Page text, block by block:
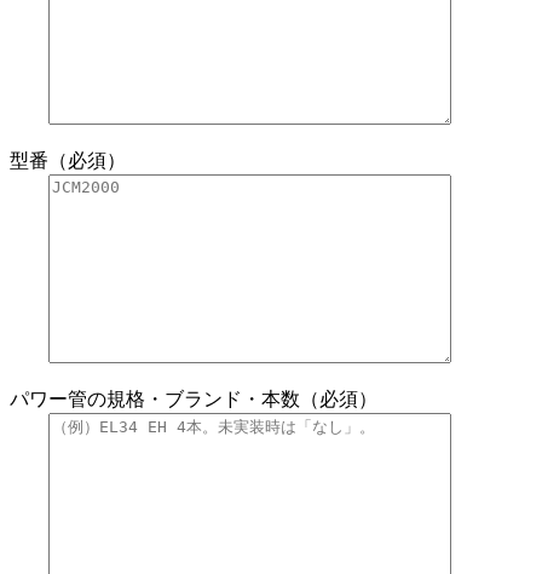
型番（必須）
パワー管の規格・ブランド・本数（必須）